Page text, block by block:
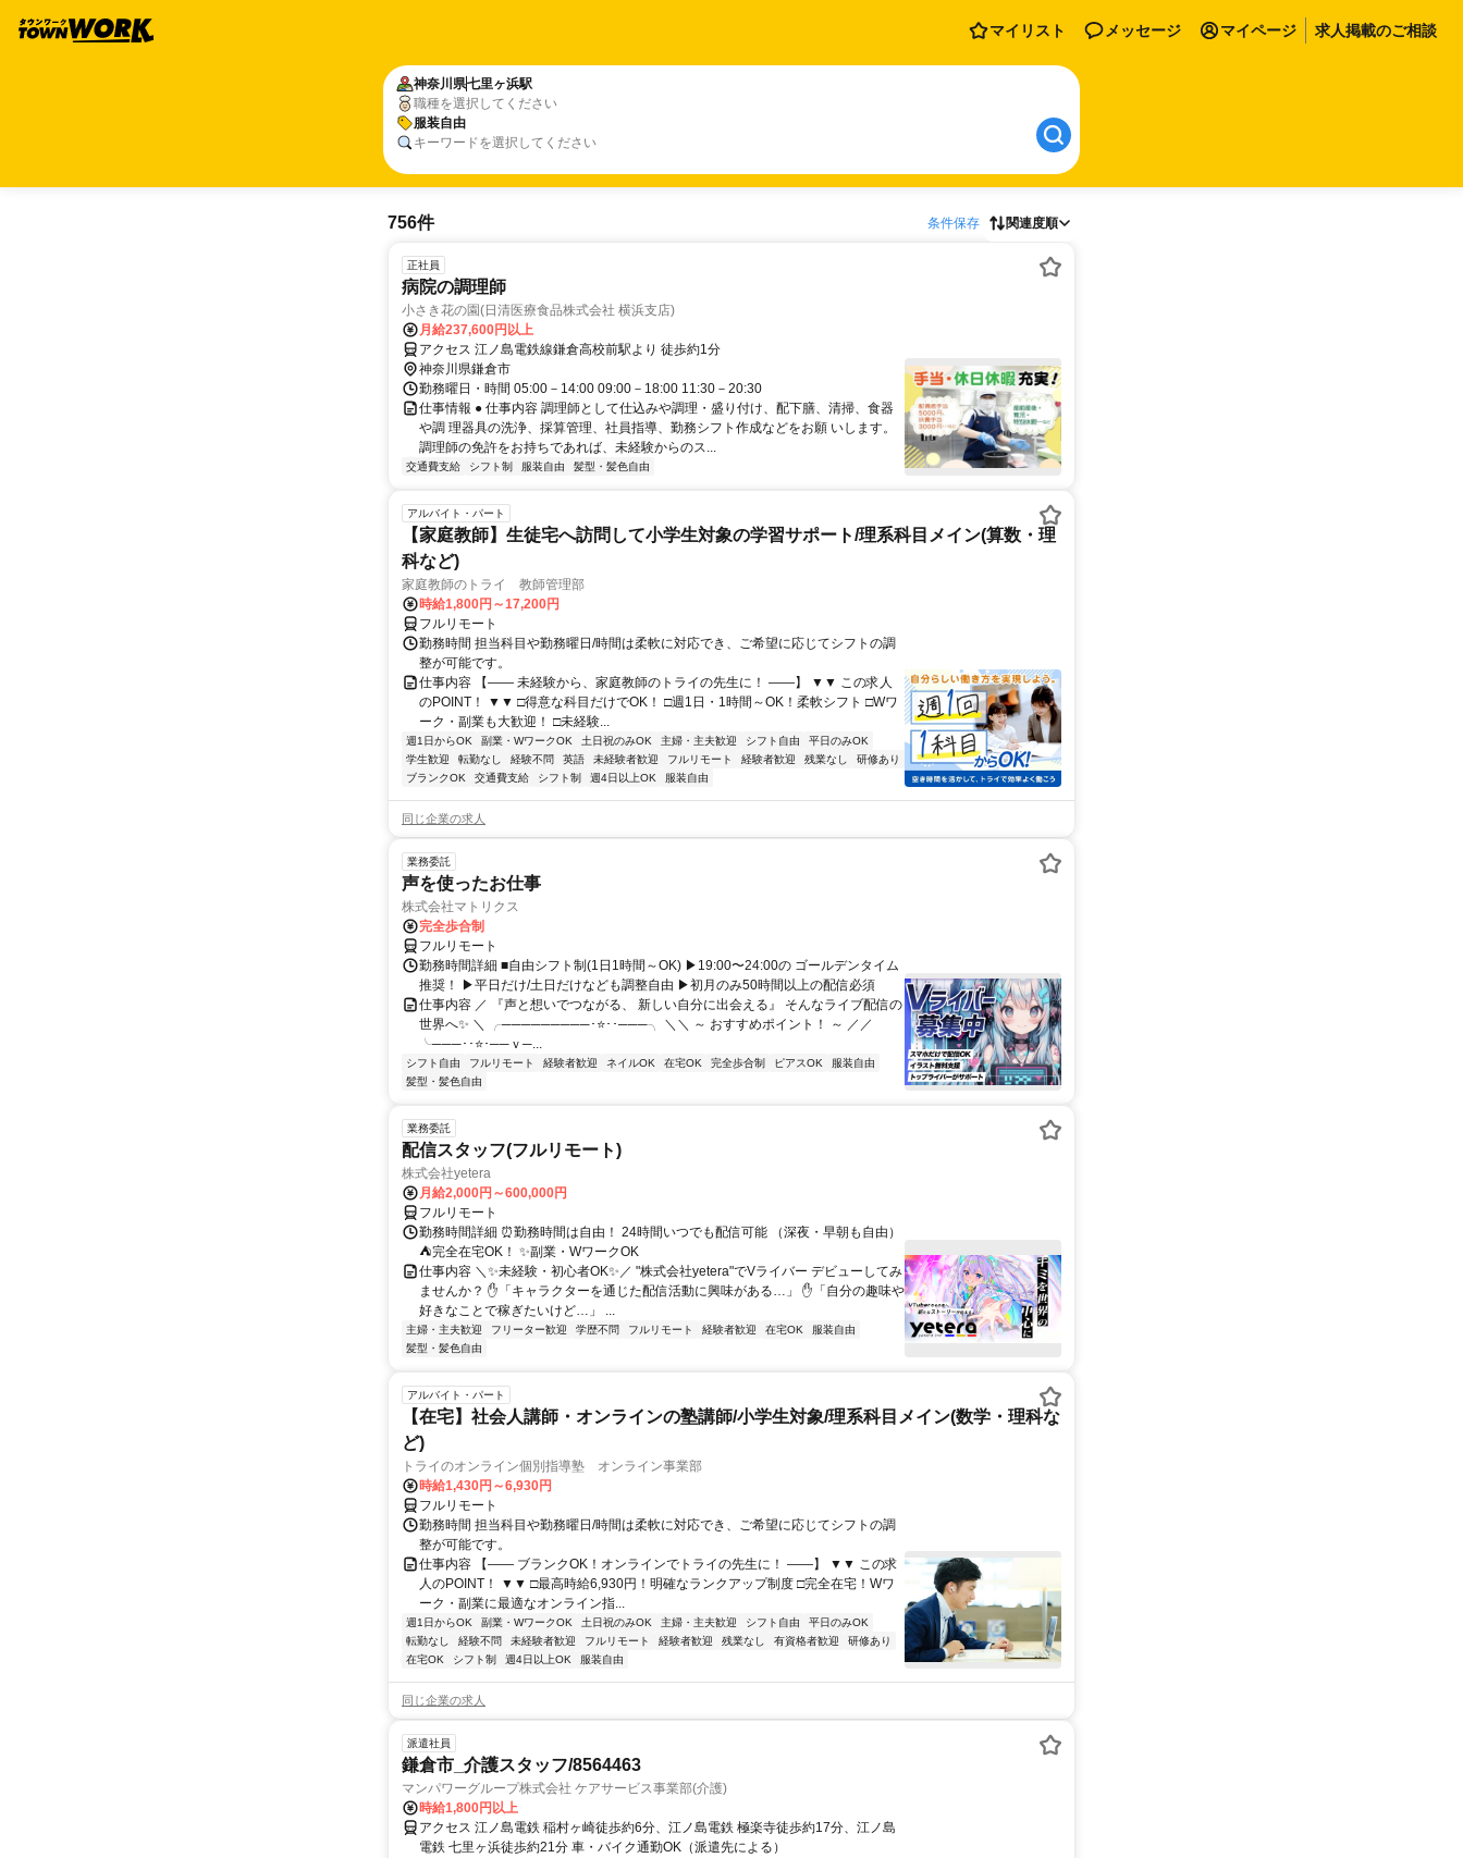
マイリスト メッセージ マイページ 求人掲載のご相談
神奈川県七里ヶ浜駅
職種を選択してください
服装自由
キーワードを選択してください
756件 条件保存 関連度順
正社員
病院の調理師
小さき花の園(日清医療食品株式会社 横浜支店)
月給237,600円以上
アクセス 江ノ島電鉄線鎌倉高校前駅より 徒歩約1分
神奈川県鎌倉市
勤務曜日・時間 05:00－14:00 09:00－18:00 11:30－20:30
仕事情報 ● 仕事内容 調理師として仕込みや調理・盛り付け、配下膳、清掃、食器
や調 理器具の洗浄、採算管理、社員指導、勤務シフト作成などをお願 いします。
調理師の免許をお持ちであれば、未経験からのス...
交通費支給 シフト制 服装自由 髪型・髪色自由
アルバイト・パート
【家庭教師】生徒宅へ訪問して小学生対象の学習サポート/理系科目メイン(算数・理
科など)
家庭教師のトライ 教師管理部
時給1,800円～17,200円
フルリモート
勤務時間 担当科目や勤務曜日/時間は柔軟に対応でき、ご希望に応じてシフトの調
整が可能です。
仕事内容 【―― 未経験から、家庭教師のトライの先生に！ ――】 ▼▼ この求人
のPOINT！ ▼▼ □得意な科目だけでOK！ □週1日・1時間～OK！柔軟シフト □Wワ
ーク・副業も大歓迎！ □未経験...
週1日からOK 副業・WワークOK 土日祝のみOK 主婦・主夫歓迎 シフト自由
平日のみOK
学生歓迎
転勤なし 経験不問 英語 未経験者歓迎 フルリモート 経験者歓迎 残業なし
研修あり
ブランクOK
交通費支給 シフト制 週4日以上OK 服装自由
同じ企業の求人
業務委託
声を使ったお仕事
株式会社マトリクス
完全歩合制
フルリモート
勤務時間詳細 ■自由シフト制(1日1時間～OK) ▶19:00〜24:00の ゴールデンタイム
推奨！ ▶平日だけ/土日だけなども調整自由 ▶初月のみ50時間以上の配信必須
仕事内容 ／ 『声と想いでつながる、 新しい自分に出会える』 そんなライブ配信の
世界へ✨ ＼ ╭─────────･⭐･･───╮ ＼＼ ～ おすすめポイント！ ～ ／／
╰───･･⭐･──ｖ─...
シフト自由 フルリモート 経験者歓迎 ネイルOK 在宅OK 完全歩合制 ピアスOK
服装自由
髪型・髪色自由
業務委託
配信スタッフ(フルリモート)
株式会社yetera
月給2,000円～600,000円
フルリモート
勤務時間詳細 ⏰勤務時間は自由！ 24時間いつでも配信可能 （深夜・早朝も自由）
⛺完全在宅OK！ ✨副業・WワークOK
仕事内容 ＼✨未経験・初心者OK✨／ "株式会社yetera"でVライバー デビューしてみ
ませんか？ ✋「キャラクターを通じた配信活動に興味がある…」 ✋「自分の趣味や
好きなことで稼ぎたいけど…」 ...
主婦・主夫歓迎 フリーター歓迎 学歴不問 フルリモート 経験者歓迎 在宅OK
服装自由
髪型・髪色自由
アルバイト・パート
【在宅】社会人講師・オンラインの塾講師/小学生対象/理系科目メイン(数学・理科な
ど)
トライのオンライン個別指導塾 オンライン事業部
時給1,430円～6,930円
フルリモート
勤務時間 担当科目や勤務曜日/時間は柔軟に対応でき、ご希望に応じてシフトの調
整が可能です。
仕事内容 【―― ブランクOK！オンラインでトライの先生に！ ――】 ▼▼ この求
人のPOINT！ ▼▼ □最高時給6,930円！明確なランクアップ制度 □完全在宅！Wワ
ーク・副業に最適なオンライン指...
週1日からOK 副業・WワークOK 土日祝のみOK 主婦・主夫歓迎 シフト自由
平日のみOK
転勤なし
経験不問 未経験者歓迎 フルリモート 経験者歓迎 残業なし 有資格者歓迎
研修あり
在宅OK
シフト制 週4日以上OK 服装自由
同じ企業の求人
派遣社員
鎌倉市_介護スタッフ/8564463
マンパワーグループ株式会社 ケアサービス事業部(介護)
時給1,800円以上
アクセス 江ノ島電鉄 稲村ヶ崎徒歩約6分、江ノ島電鉄 極楽寺徒歩約17分、江ノ島
電鉄 七里ヶ浜徒歩約21分 車・バイク通勤OK（派遣先による）